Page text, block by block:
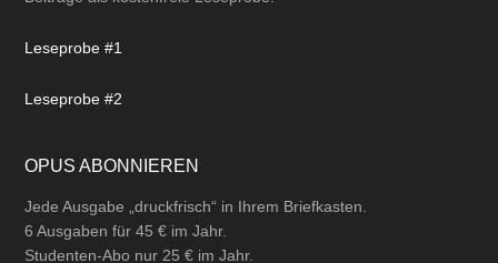
Leseprobe #1
Leseprobe #2
OPUS ABONNIEREN
Jede Ausgabe „druckfrisch“ in Ihrem Briefkasten.
6 Ausgaben für 45 € im Jahr.
Studenten-Abo nur 25 € im Jahr.